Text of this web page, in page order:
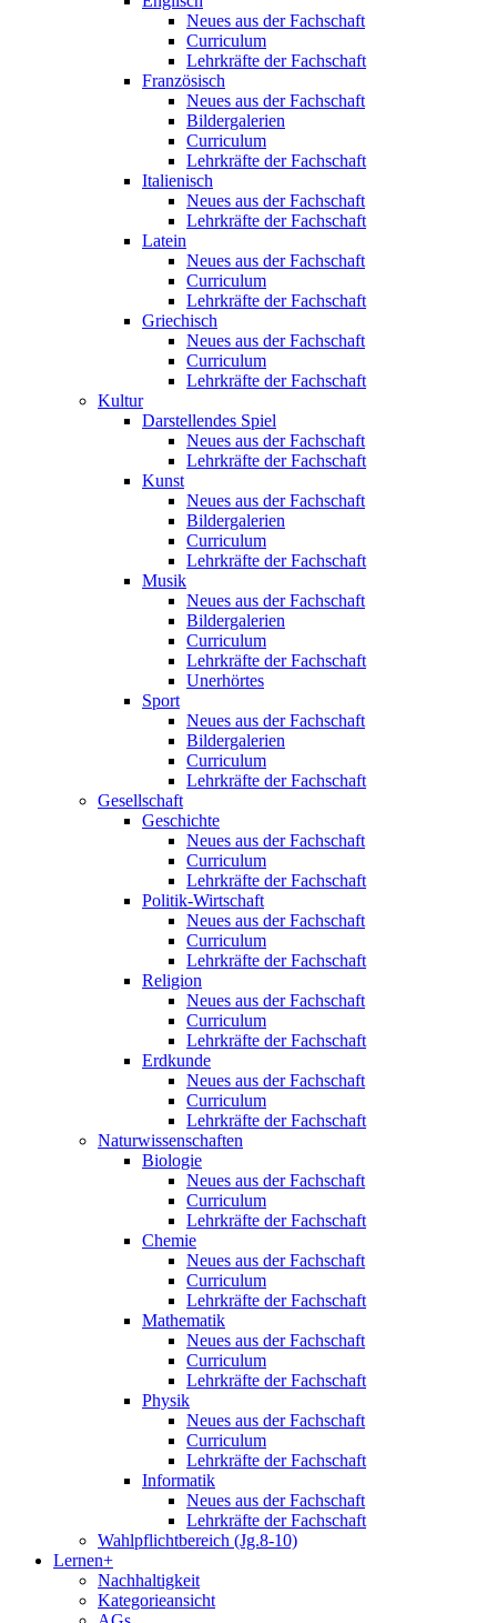
Neues aus der Fachschaft
Curriculum
Lehrkräfte der Fachschaft
Französisch
Neues aus der Fachschaft
Bildergalerien
Curriculum
Lehrkräfte der Fachschaft
Italienisch
Neues aus der Fachschaft
Lehrkräfte der Fachschaft
Latein
Neues aus der Fachschaft
Curriculum
Lehrkräfte der Fachschaft
Griechisch
Neues aus der Fachschaft
Curriculum
Lehrkräfte der Fachschaft
Kultur
Darstellendes Spiel
Neues aus der Fachschaft
Lehrkräfte der Fachschaft
Kunst
Neues aus der Fachschaft
Bildergalerien
Curriculum
Lehrkräfte der Fachschaft
Musik
Neues aus der Fachschaft
Bildergalerien
Curriculum
Lehrkräfte der Fachschaft
Unerhörtes
Sport
Neues aus der Fachschaft
Bildergalerien
Curriculum
Lehrkräfte der Fachschaft
Gesellschaft
Geschichte
Neues aus der Fachschaft
Curriculum
Lehrkräfte der Fachschaft
Politik-Wirtschaft
Neues aus der Fachschaft
Curriculum
Lehrkräfte der Fachschaft
Religion
Neues aus der Fachschaft
Curriculum
Lehrkräfte der Fachschaft
Erdkunde
Neues aus der Fachschaft
Curriculum
Lehrkräfte der Fachschaft
Naturwissenschaften
Biologie
Neues aus der Fachschaft
Curriculum
Lehrkräfte der Fachschaft
Chemie
Neues aus der Fachschaft
Curriculum
Lehrkräfte der Fachschaft
Mathematik
Neues aus der Fachschaft
Curriculum
Lehrkräfte der Fachschaft
Physik
Neues aus der Fachschaft
Curriculum
Lehrkräfte der Fachschaft
Informatik
Neues aus der Fachschaft
Lehrkräfte der Fachschaft
Wahlpflichtbereich (Jg.8-10)
Lernen+
Nachhaltigkeit
Kategorieansicht